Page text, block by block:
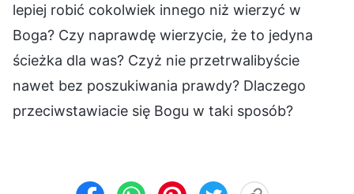
lepiej robić cokolwiek innego niż wierzyć w
Boga? Czy naprawdę wierzycie, że to jedyna
ścieżka dla was? Czyż nie przetrwalibyście
nawet bez poszukiwania prawdy? Dlaczego
przeciwstawiacie się Bogu w taki sposób?